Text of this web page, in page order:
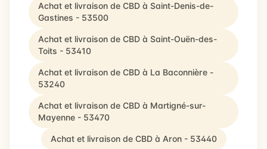
Achat et livraison de CBD à Saint-Denis-de-
Gastines - 53500
Achat et livraison de CBD à Saint-Ouën-des-
Toits - 53410
Achat et livraison de CBD à La Baconnière -
53240
Achat et livraison de CBD à Martigné-sur-
Mayenne - 53470
Achat et livraison de CBD à Aron - 53440